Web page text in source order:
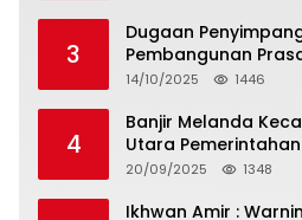
3
Dugaan
Pembangunan
Permukiman Desa
14/10/2025 1446
4
Banjir Melanda
Utara
Mengatasi Banjir
20/09/2025 1348
Ikhwan Amir :